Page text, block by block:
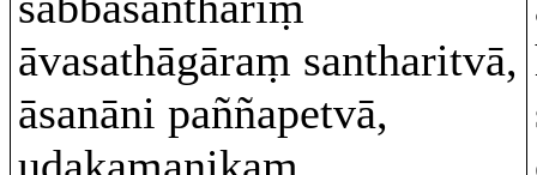
āvasathāgāraṃ santharitvā,
āsanāni paññapetvā,